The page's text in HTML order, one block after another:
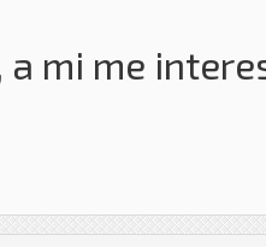
a mi me